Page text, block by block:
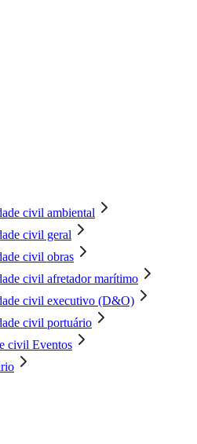
civil ambiental
civil geral
civil obras
civil afretador marítimo
civil executivo (D&O)
civil portuário
civil Eventos